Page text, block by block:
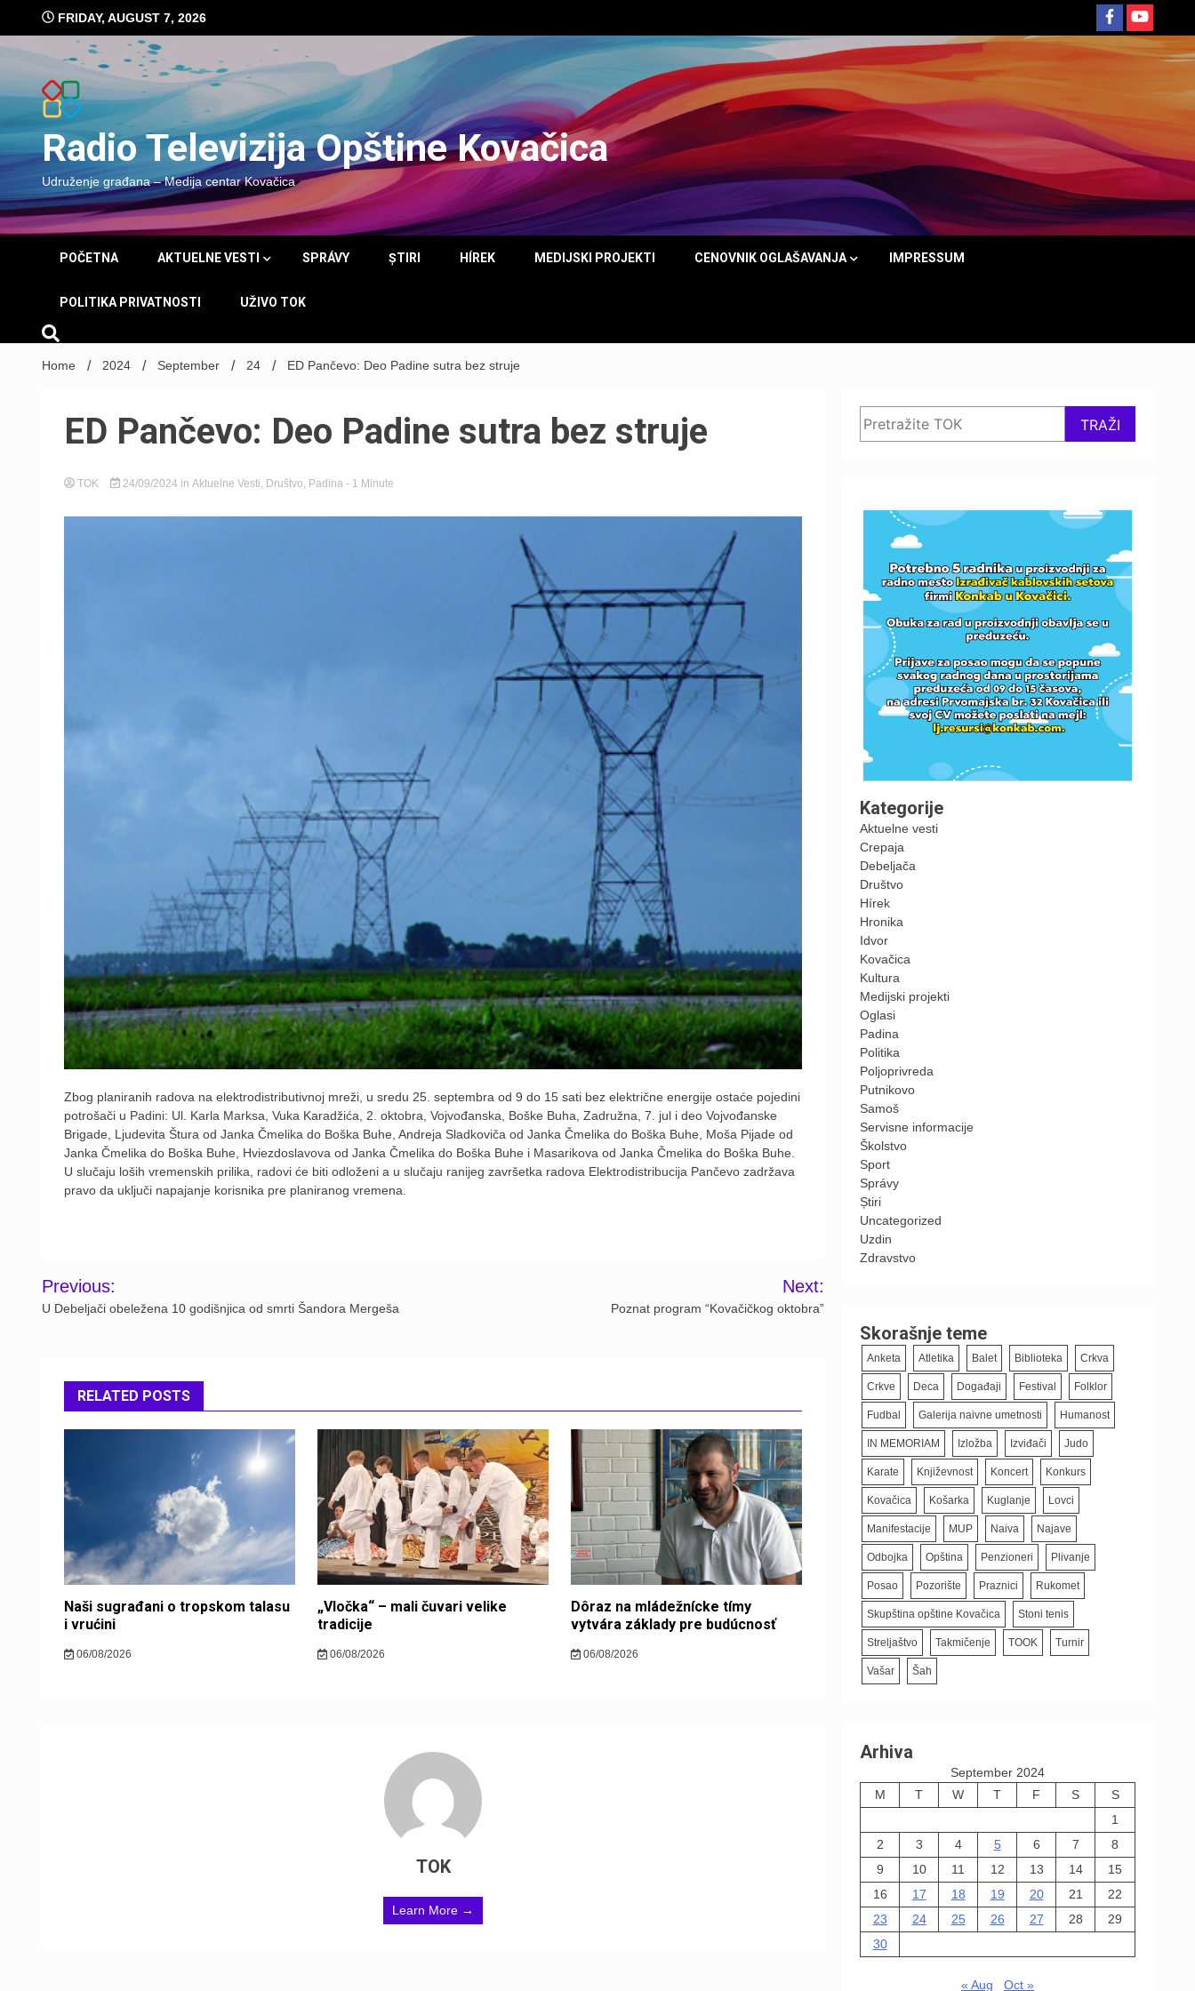
content
FRIDAY, AUGUST 7, 2026
Radio Televizija Opštine Kovačica
Udruženje građana – Medija centar Kovačica
POČETNA AKTUELNE VESTI SPRÁVY ȘTIRI HÍREK MEDIJSKI PROJEKTI CENOVNIK OGLAŠAVANJA IMPRESSUM
POLITIKA PRIVATNOSTI UŽIVO TOK
Home 2024 September 24 ED Pančevo: Deo Padine sutra bez struje
ED Pančevo: Deo Padine sutra bez struje
TOK 24/09/2024 in Aktuelne Vesti Društvo Padina - 1 Minute
Zbog planiranih radova na elektrodistributivnoj mreži, u sredu 25. septembra od 9 do 15 sati bez električne energije ostaće pojedini
potrošači u Padini: Ul. Karla Marksa, Vuka Karadžića, 2. oktobra, Vojvođanska, Boške Buha, Zadružna, 7. jul i deo Vojvođanske
Brigade, Ljudevita Štura od Janka Čmelika do Boška Buhe, Andreja Sladkoviča od Janka Čmelika do Boška Buhe, Moša Pijade od
Janka Čmelika do Boška Buhe, Hviezdoslavova od Janka Čmelika do Boška Buhe i Masarikova od Janka Čmelika do Boška Buhe.
U slučaju loših vremenskih prilika, radovi će biti odloženi a u slučaju ranijeg završetka radova Elektrodistribucija Pančevo zadržava
pravo da uključi napajanje korisnika pre planiranog vremena.
Post
navigation
Previous:
U Debeljači obeležena 10 godišnjica od smrti Šandora Mergeša
Next:
Poznat program “Kovačičkog oktobra”
RELATED POSTS
Naši sugrađani o tropskom talasu
i vrućini
06/08/2026
„Vločka“ – mali čuvari velike
tradicije
06/08/2026
Dôraz na mládežnícke tímy
vytvára základy pre budúcnosť
06/08/2026
TOK
Learn More →
TRAŽI
Kategorije
Aktuelne vesti
Crepaja
Debeljača
Društvo
Hírek
Hronika
Idvor
Kovačica
Kultura
Medijski projekti
Oglasi
Padina
Politika
Poljoprivreda
Putnikovo
Samoš
Servisne informacije
Školstvo
Sport
Správy
Știri
Uncategorized
Uzdin
Zdravstvo
Skorašnje teme
Anketa Atletika Balet Biblioteka Crkva
Crkve Deca Događaji Festival Folklor
Fudbal Galerija naivne umetnosti Humanost
IN MEMORIAM Izložba Izviđači Judo
Karate Književnost Koncert Konkurs
Kovačica Košarka Kuglanje Lovci
Manifestacije MUP Naiva Najave
Odbojka Opština Penzioneri Plivanje
Posao Pozorište Praznici Rukomet
Skupština opštine Kovačica Stoni tenis
Streljaštvo Takmičenje TOOK Turnir
Vašar Šah
Arhiva
September 2024
M
T W T F S
S
1
2
3 4 5 6 7
8
9
10 11 12 13 14
15
16
17 18 19 20 21
22
23
24 25 26 27 28
29
30
« Aug Oct »